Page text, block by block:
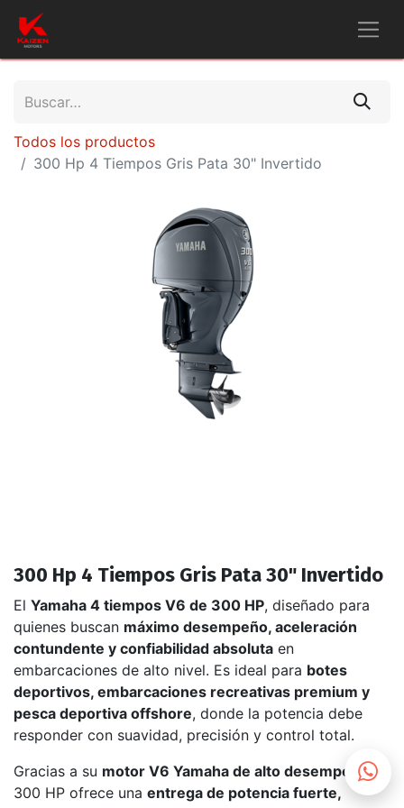
Todos los productos
300 Hp 4 Tiempos Gris Pata 30" Invertido
300 Hp 4 Tiempos Gris Pata 30" Invertido
El Yamaha 4 tiempos V6 de 300 HP, diseñado para
quienes buscan máximo desempeño, aceleración
contundente y confiabilidad absoluta en
embarcaciones de alto nivel. Es ideal para botes
deportivos, embarcaciones recreativas premium y
pesca deportiva offshore, donde la potencia debe
responder con suavidad, precisión y control total.
Gracias a su motor V6 Yamaha de alto desempeño, el
300 HP ofrece una entrega de potencia fuerte,